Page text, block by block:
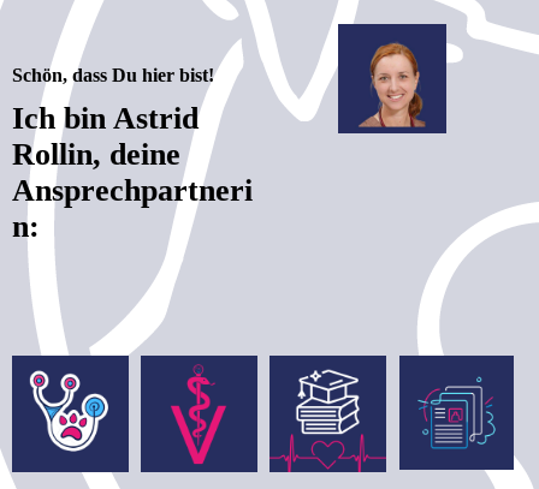
Schön, dass Du hier bist!
Ich bin Astrid
Rollin, deine
Ansprechpartneri
n: